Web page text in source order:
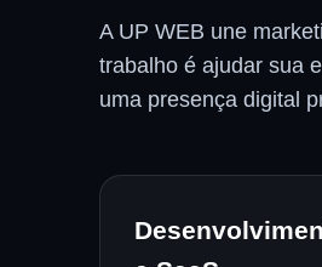
A UP WEB une
trabalho é ajudar sua
uma presença digital